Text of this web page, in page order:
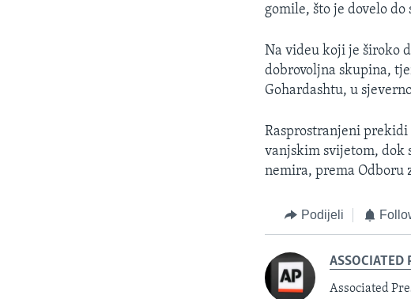
gomile, što je dovelo do
Na videu koji je široko
dobrovoljna skupina,
Gohardashtu, u
Rasprostranjeni
vanjskim svijetom, dok
nemira, prema Odboru
Podijeli
ASSOCIATED
Associated